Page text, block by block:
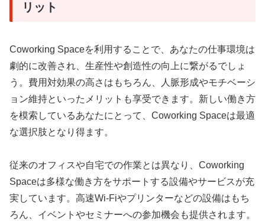
リット
Coworking Spaceを利用することで、あなたの仕事環境は
劇的に改善され、生産性や創造性の向上に繋がるでしょ
う。費用対効果の高さはもちろん、人脈形成やモチベーシ
ョン維持といったメリットも享受できます。新しい働き方
を模索しているあなたにとって、Coworking Spaceは最適
な選択肢となり得ます。
従来のオフィスや自宅での作業とは異なり、Coworking
Spaceは多様な働き方をサポートする設備やサービスが充
実しています。高速Wi-Fiやプリンターなどの設備はもち
ろん、イベントやセミナーへの参加機会も提供されます。